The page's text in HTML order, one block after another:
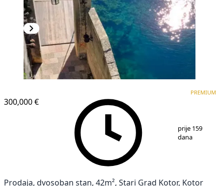
300,000 €
PREMIUM
prije 159
dana
Prodaja, dvosoban stan, 42m², Stari Grad Kotor, Kotor